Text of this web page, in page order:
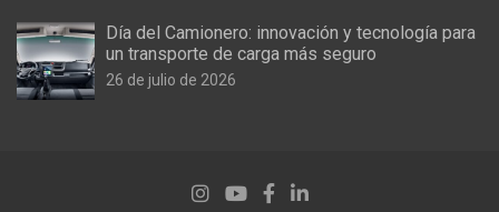
Día del Camionero: innovación y tecnología para
un transporte de carga más seguro
26 de julio de 2026